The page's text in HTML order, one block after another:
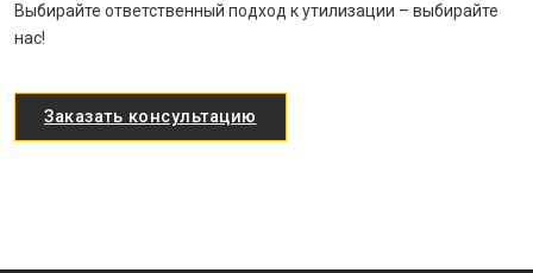
Выбирайте ответственный подход к утилизации – выбирайте
нас!
Заказать консультацию